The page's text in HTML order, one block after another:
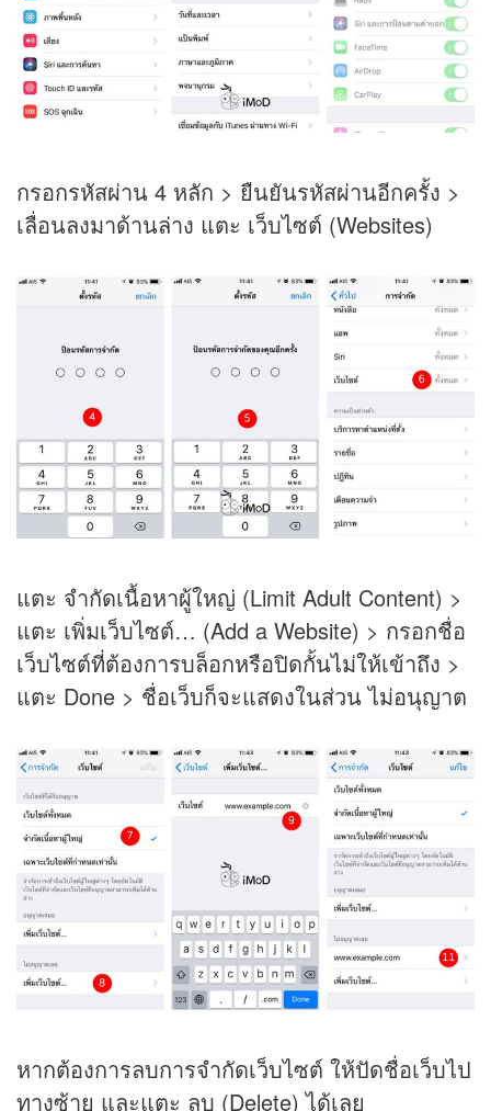
กรอกรหัสผ่าน 4 หลัก > ยืนยันรหัสผ่านอีกครั้ง >
เลื่อนลงมาด้านล่าง แตะ เว็บไซต์ (Websites)
แตะ จำกัดเนื้อหาผู้ใหญ่ (Limit Adult Content) >
แตะ เพิ่มเว็บไซต์… (Add a Website) > กรอกชื่อ
เว็บไซต์ที่ต้องการบล็อกหรือปิดกั้นไม่ให้เข้าถึง >
แตะ Done > ชื่อเว็บก็จะแสดงในส่วน ไม่อนุญาต
หากต้องการลบการจำกัดเว็บไซต์ ให้ปัดชื่อเว็บไป
ทางซ้าย และแตะ ลบ (Delete) ได้เลย